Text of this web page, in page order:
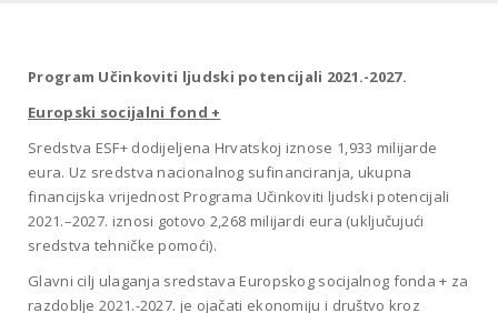
Program Učinkoviti ljudski potencijali 2021.-2027.
Europski socijalni fond +
Sredstva ESF+ dodijeljena Hrvatskoj iznose 1,933 milijarde
eura. Uz sredstva nacionalnog sufinanciranja, ukupna
financijska vrijednost Programa Učinkoviti ljudski potencijali
2021.–2027. iznosi gotovo 2,268 milijardi eura (uključujući
sredstva tehničke pomoći).
Glavni cilj ulaganja sredstava Europskog socijalnog fonda + za
razdoblje 2021.-2027. je ojačati ekonomiju i društvo kroz